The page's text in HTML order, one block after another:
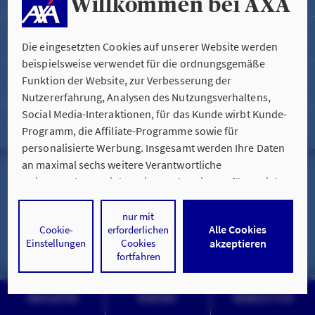
Die eingesetzten Cookies auf unserer Website werden
beispielsweise verwendet für die ordnungsgemäße
Funktion der Website, zur Verbesserung der
Nutzererfahrung, Analysen des Nutzungsverhaltens,
Social Media-Interaktionen, für das Kunde wirbt Kunde-
Programm, die Affiliate-Programme sowie für
personalisierte Werbung. Insgesamt werden Ihre Daten
an maximal sechs weitere Verantwortliche
weitergegeben. Bei dem Einsatz der Dienste für Social
Media-Interaktionen und personalisierte Werbung
werden regelmäßig durch den jeweiligen Anbieter
individuelle Profile angelegt und mit Daten von anderen
Webseiten zu umfassenden Nutzungsprofilen von Ihnen
Alle Cookies
akzeptieren
nur mit
erforderlichen
Cookies
fortfahren
Cookie-
Einstellungen
PRIVATGESCHÄFT
FIRMEN- & INDUSTRIEGESCHÄFT
ÖFFENTLICHER DIENST
EXPATRIATS
NAVIGATOR KONTAKT NEWSLETTER
Services für Sie
Weiterbildung
Rechtliche Informationen
Impressum
Hinweise zur Nutzung der Website
Datenschutz & Cookies
© AXA Konzern AG, Köln. Alle Rechte vorbehalten.